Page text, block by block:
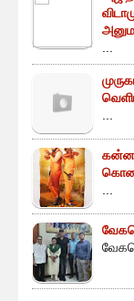
...
...
கொடை
...